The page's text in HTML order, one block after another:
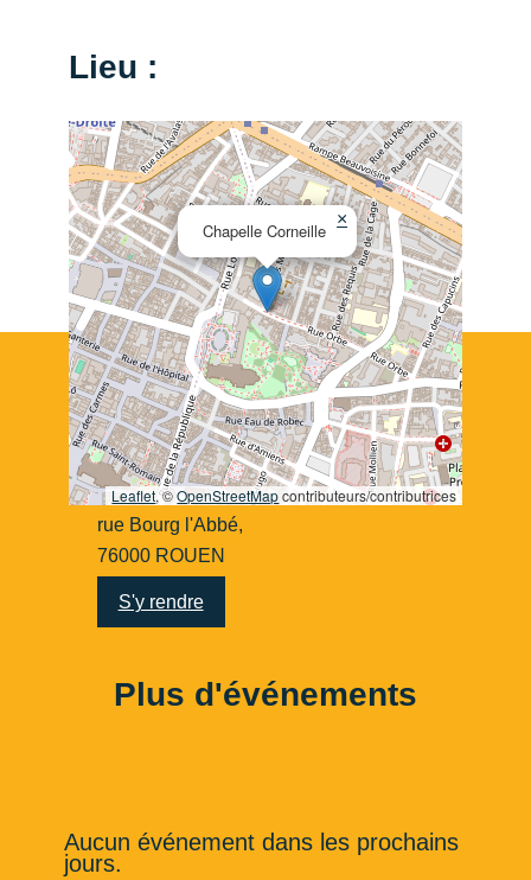
Lieu :
Chapelle Corneille
×
Leaflet, ©OpenStreetMapcontributeurs/contributrices
rue Bourg l'Abbé,
76000 ROUEN
S'y rendre
Plus d'événements
Aucun événement dans les prochains
jours.